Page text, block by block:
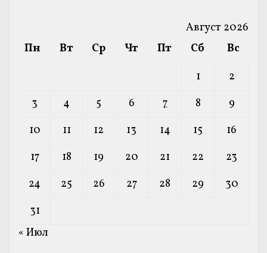
Август 2026
Пн
Вт Ср Чт Пт Сб
Вс
1
2
3
4 5 6 7 8
9
10
11 12 13 14 15
16
17
18 19 20 21 22
23
24
25 26 27 28 29
30
31
« Июл